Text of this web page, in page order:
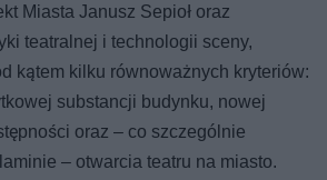
Miasta Janusz Sepioł oraz
teatralnej i technologii sceny,
kątem kilku równoważnych kryteriów:
substancji budynku, nowej
oraz – co szczególnie
– otwarcia teatru na miasto.